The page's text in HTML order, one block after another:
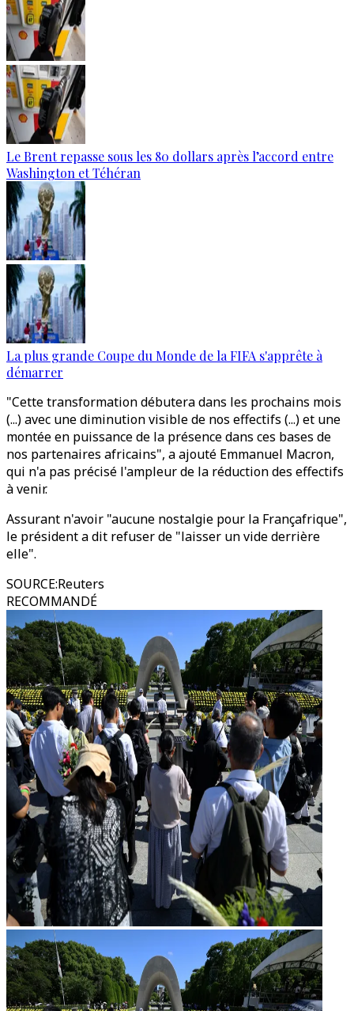
Le Brent repasse sous les 80 dollars après l’accord entre
Washington et Téhéran
La plus grande Coupe du Monde de la FIFA s'apprête à
démarrer
"Cette transformation débutera dans les prochains mois
(...) avec une diminution visible de nos effectifs (...) et une
montée en puissance de la présence dans ces bases de
nos partenaires africains", a ajouté Emmanuel Macron,
qui n'a pas précisé l'ampleur de la réduction des effectifs
à venir.
Assurant n'avoir "aucune nostalgie pour la Françafrique",
le président a dit refuser de "laisser un vide derrière
elle".
SOURCE:Reuters
RECOMMANDÉ